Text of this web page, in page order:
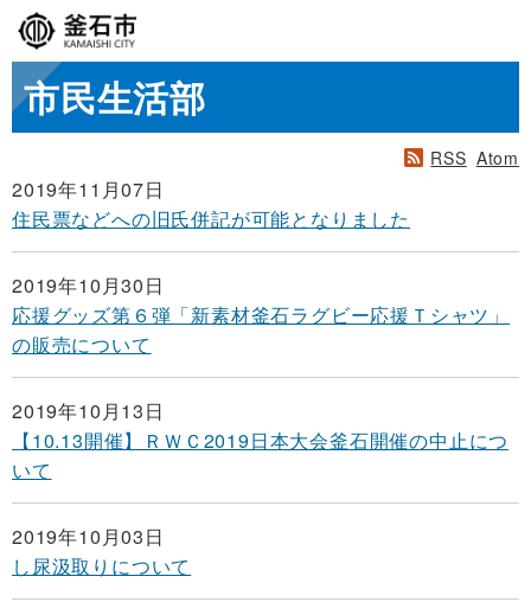
市民生活部
RSS Atom
2019年11月07日
住民票などへの旧氏併記が可能となりました
2019年10月30日
応援グッズ第６弾「新素材釜石ラグビー応援Ｔシャツ」
の販売について
2019年10月13日
【10.13開催】ＲＷＣ2019日本大会釜石開催の中止につ
いて
2019年10月03日
し尿汲取りについて